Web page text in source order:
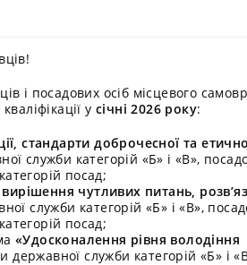
і посадових осіб місцевого
у січні 2026 року:
стандарти доброчесної та
служби категорій «Б» і «В»,
посад;
вирішення чутливих питань,
служби категорій «Б» і «В»,
посад;
«Удосконалення рівня володіння
служби категорій «Б» і